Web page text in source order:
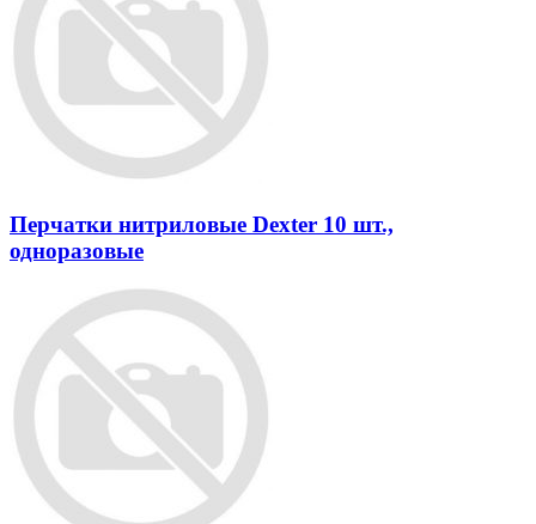
Перчатки нитриловые Dexter 10 шт.,
одноразовые